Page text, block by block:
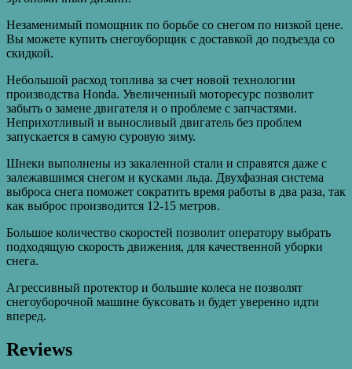
Незаменимый помощник по борьбе со снегом по низкой цене.
Вы можете купить снегоуборщик с доставкой до подъезда со
скидкой.
Небольшой расход топлива за счет новой технологии
производства Honda. Увеличенный моторесурс позволит
забыть о замене двигателя и о проблеме с запчастями.
Неприхотливый и выносливый двигатель без проблем
запускается в самую суровую зиму.
Шнеки выполнены из закаленной стали и справятся даже с
залежавшимся снегом и кусками льда. Двухфазная система
выброса снега поможет сократить время работы в два раза, так
как выброс производится 12-15 метров.
Большое количество скоростей позволит оператору выбрать
подходящую скорость движения, для качественной уборки
снега.
Агрессивный протектор и большие колеса не позволят
снегоуборочной машине буксовать и будет уверенно идти
вперед.
Reviews